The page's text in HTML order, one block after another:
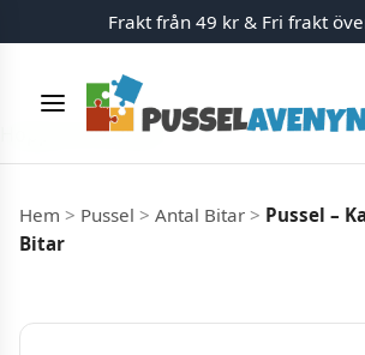
Hoppa till innehåll
Frakt från 49 kr & Fri frakt
Meny
Hem > Pussel > Antal Bitar > Pussel –
Bitar